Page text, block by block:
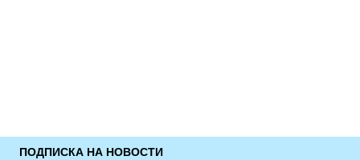
ПОДПИСКА НА НОВОСТИ